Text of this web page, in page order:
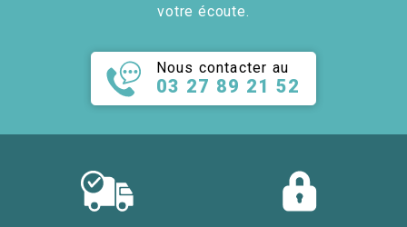
votre écoute.
Nous contacter au
03 27 89 21 52